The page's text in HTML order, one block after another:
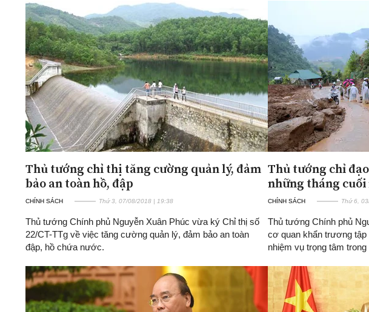
Thủ tướng chỉ thị tăng cường quản lý, đảm
bảo an toàn hồ, đập
CHÍNH SÁCH Thứ 3, 07/08/2018 | 19:38
Thủ tướng Chính phủ Nguyễn Xuân Phúc vừa ký Chỉ thị số
22/CT-TTg về việc tăng cường quản lý, đảm bảo an toàn
đập, hồ chứa nước.
Thủ tướng chỉ
những tháng cuối
CHÍNH SÁCH Thứ 6,
Thủ tướng Chính phủ
cơ quan khẩn trương tập
nhiệm vụ trọng tâm